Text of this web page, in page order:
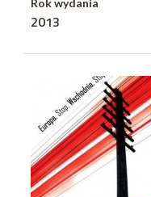
Rok wydania
2013